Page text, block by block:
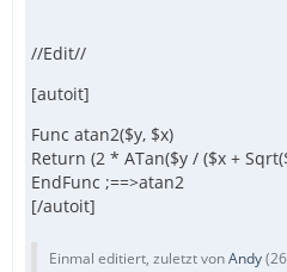
//Edit//
[autoit]
Func atan2($y, $x)
Return (2 * ATan($y / ($x +
EndFunc ;==>atan2
[/autoit]
Einmal editiert, zuletzt vonAndy(